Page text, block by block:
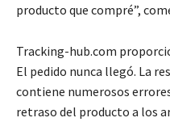
producto que compré”,
Tracking-hub.com
El pedido nunca llegó. La
contiene numerosos
retraso del producto a los